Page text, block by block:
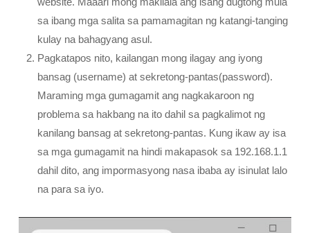
sa ibang mga salita sa pamamagitan ng katangi-tanging
kulay na bahagyang asul.
Pagkatapos nito, kailangan mong ilagay ang iyong
bansag (username) at sekretong-pantas(password).
Maraming mga gumagamit ang nagkakaroon ng
problema sa hakbang na ito dahil sa pagkalimot ng
kanilang bansag at sekretong-pantas. Kung ikaw ay isa
sa mga gumagamit na hindi makapasok sa 192.168.1.1
dahil dito, ang impormasyong nasa ibaba ay isinulat lalo
na para sa iyo.